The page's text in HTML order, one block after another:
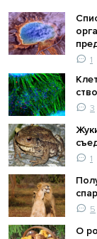
1
3
1
5
О